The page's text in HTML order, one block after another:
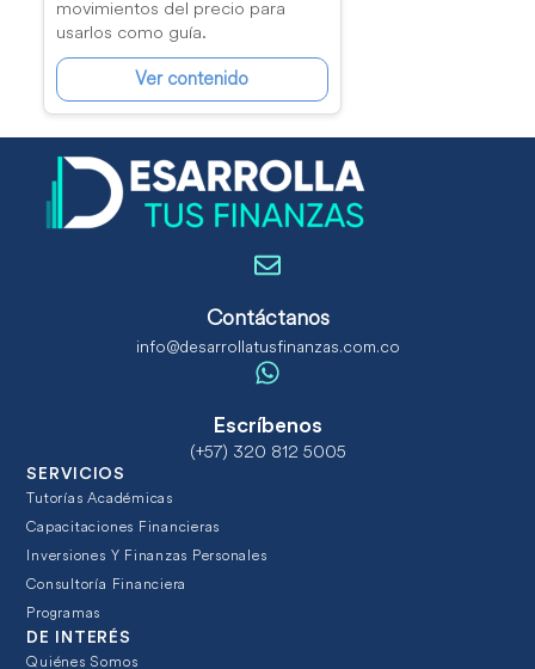
movimientos del precio para
usarlos como guía.
Ver contenido
Contáctanos
info@desarrollatusfinanzas.com.co
Escríbenos
(+57) 320 812 5005
SERVICIOS
Tutorías Académicas
Capacitaciones Financieras
Inversiones Y Finanzas Personales
Consultoría Financiera
Programas
DE INTERÉS
Quiénes Somos